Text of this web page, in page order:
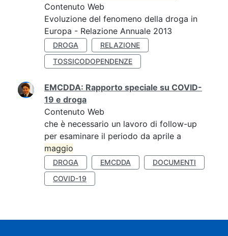
Contenuto Web
Evoluzione del fenomeno della droga in
Europa - Relazione Annuale 2013
DROGA
RELAZIONE
TOSSICODOPENDENZE
EMCDDA: Rapporto speciale su COVID-
19 e droga
Contenuto Web
che è necessario un lavoro di follow-up
per esaminare il periodo da aprile a
maggio
DROGA EMCDDA
DOCUMENTI
COVID-19